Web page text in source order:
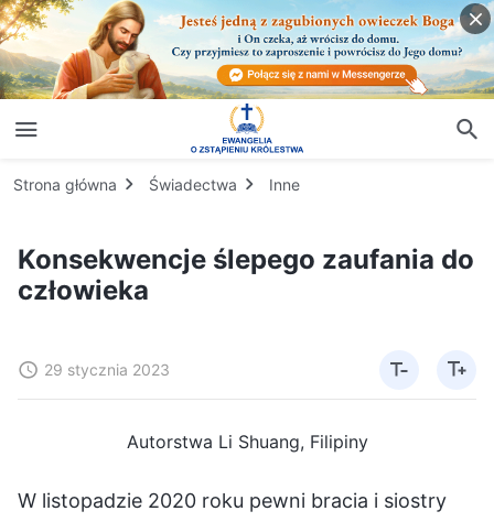
Strona główna Świadectwa Inne
Konsekwencje ślepego zaufania do
człowieka
29 stycznia 2023
Autorstwa Li Shuang, Filipiny
W listopadzie 2020 roku pewni bracia i siostry